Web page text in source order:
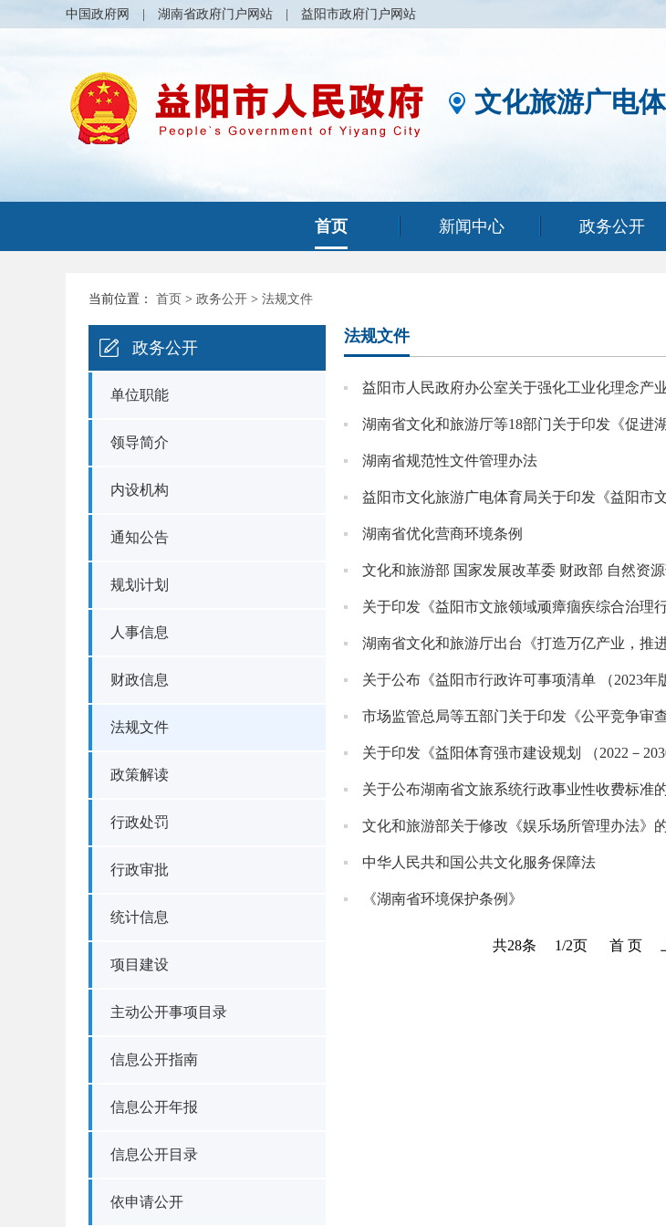
中国政府网 湖南省政府门户网站 益阳市政府门户网站
文化旅游广电
首页 新闻中心 政务公开
当前位置： 首页 > 政务公开 > 法规文件
政务公开
单位职能
领导简介
内设机构
通知公告
规划计划
人事信息
财政信息
法规文件
政策解读
行政处罚
行政审批
统计信息
项目建设
主动公开事项目录
信息公开指南
信息公开年报
信息公开目录
依申请公开
法规文件
湖南省文化和旅游厅等18部门关于印发《促进
湖南省规范性文件管理办法
湖南省优化营商环境条例
文化和旅游部 国家发展改革委 财政部 自然资
关于印发《益阳市文旅领域顽瘴痼疾综合治理
湖南省文化和旅游厅出台《打造万亿产业，推
关于公布《益阳市行政许可事项清单 （2023年
市场监管总局等五部门关于印发《公平竞争审
关于印发《益阳体育强市建设规划 （2022－
关于公布湖南省文旅系统行政事业性收费标准
文化和旅游部关于修改《娱乐场所管理办法》
中华人民共和国公共文化服务保障法
《湖南省环境保护条例》
共28条 1/2页 首 页